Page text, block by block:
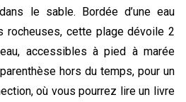
le sable. Bordée d’une eau
rocheuses, cette plage dévoile 2
accessibles à pied à marée
hors du temps, pour un
où vous pourrez lire un livre